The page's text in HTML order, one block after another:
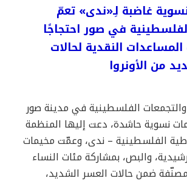
غاضبة لِـ«ندى» تعمّ
في صور احتجاجًا
النقدية لحالات
من الأونروا
الفلسطينية في مدينة صور
نسوية حاشدة، دعت إليها المنظمة
الفلسطينية – ندى، وعمّت مخيمات
والبص، بمشاركة مئات النساء
ضمن حالات العسر الشديد،